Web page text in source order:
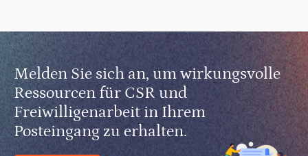
Melden Sie sich an, um wirkungsvolle
Ressourcen für CSR und
Freiwilligenarbeit in Ihrem
Posteingang zu erhalten.